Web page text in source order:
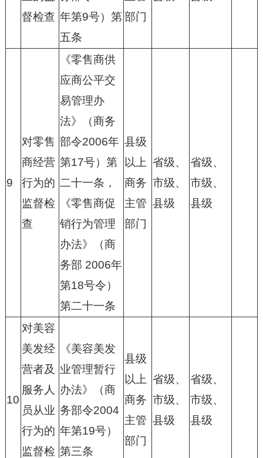
督检查 年第9号）第
五条
部门
9
对零售
商经营
行为的
监督检
查
《零售商供
应商公平交
易管理办
法》（商务
部令2006年
第17号）第
二十一条，
《零售商促
销行为管理
办法》（商
务部 2006年
第18号令）
第二十一条
县级
以上
商务
主管
部门
省级、
市级、
县级
省级、
市级、
县级
10
对美容
美发经
营者及
服务人
员从业
行为的
监督检
《美容美发
业管理暂行
办法》（商
务部令2004
年第19号）
第三条
县级
以上
商务
主管
部门
省级、
市级、
县级
省级、
市级、
县级